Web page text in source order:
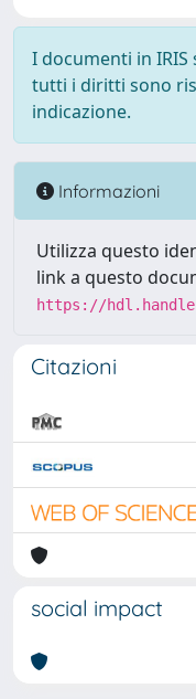
I documenti in
tutti i diritti sono
indicazione.
Informazioni
Utilizza questo
link a questo
https://
Citazioni
social impact